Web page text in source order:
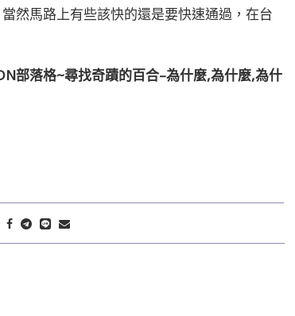
然馬路上有些該快的還是要快速通過，在台
部落格~尋找奇蹟的百合–為什麼,為什麼,為什